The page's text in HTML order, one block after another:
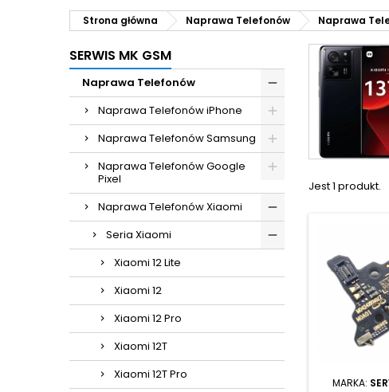
Strona główna Naprawa Telefonów Naprawa
SERWIS MK GSM
Naprawa Telefonów
Naprawa Telefonów iPhone
Naprawa Telefonów Samsung
Naprawa Telefonów Google
Pixel
Naprawa Telefonów Xiaomi
Seria Xiaomi
Xiaomi 12 Lite
Xiaomi 12
Xiaomi 12 Pro
Xiaomi 12T
Xiaomi 12T Pro
Jest 1 produkt.
MARKA: